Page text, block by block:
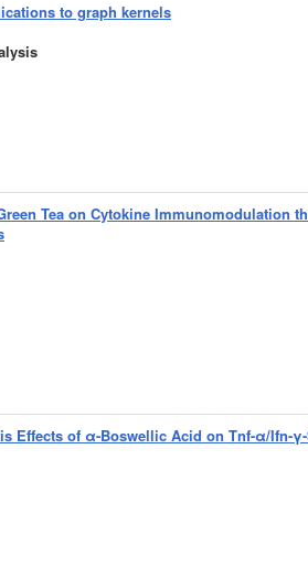
to graph kernels
Tea on Cytokine Immunomodulation
Effects of α-Boswellic Acid on Tnf-α/Ifn-